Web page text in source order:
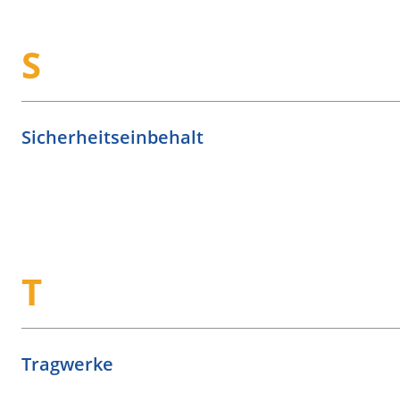
S
Sicherheitseinbehalt
T
Tragwerke